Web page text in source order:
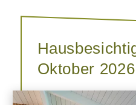
Oktober 2026